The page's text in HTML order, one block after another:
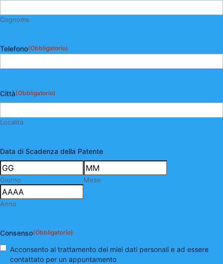
Cognome
Telefono(Obbligatorio)
Città(Obbligatorio)
Località
Data di Scadenza della Patente
Giorno Mese
Anno
Consenso(Obbligatorio)
Acconsento al trattamento dei miei dati personali e ad essere
contattato per un appuntamento